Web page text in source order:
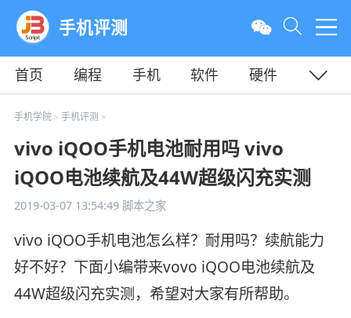
手机评测
首页 编程 手机 软件
硬件
教程
平面
手机学院> 手机评测 >
vivo iQOO手机电池耐用吗 vivo
iQOO电池续航及44W超级闪充实测
2019-03-07 13:54:49脚本之家
vivo iQOO手机电池怎么样？耐用吗？续航能力
好不好？下面小编带来vovo iQOO电池续航及
44W超级闪充实测，希望对大家有所帮助。